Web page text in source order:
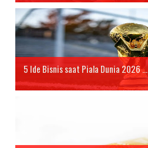
5 Ide Bisnis saat Piala Dunia 2026 ...